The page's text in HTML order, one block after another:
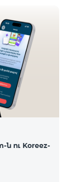
ու Koreez-